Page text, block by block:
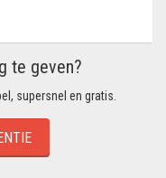
te geven?
supersnel en gratis.